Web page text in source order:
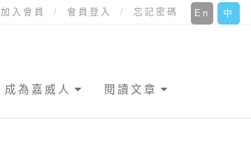
中
En
加入會員 會員登入 忘記密碼
成為嘉威人 閱讀文章